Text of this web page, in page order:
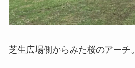
芝生広場側からみた桜のアーチ。